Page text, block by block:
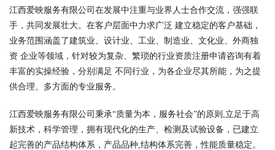
江西爱映服务有限公司在发展中注重与业界人士合作交流，强强联
手，共同发展壮大。在客户层面中力求广泛 建立稳定的客户基础，
业务范围涵盖了建筑业、设计业、工业、制造业、文化业、外商独
资 企业等领域，针对较为复杂、繁琐的行业资质注册申请咨询有着
丰富的实操经验，分别满足 不同行业，为各企业尽其所能，为之提
供合理、多方面的专业服务。
江西爱映服务有限公司秉承“质量为本，服务社会”的原则,立足于高
新技术，科学管理，拥有现代化的生产、检测及试验设备，已建立
起完善的产品结构体系，产品品种,结构体系完善，性能质量稳定。